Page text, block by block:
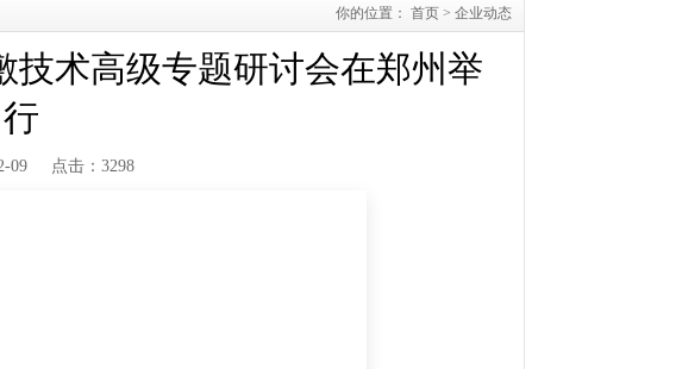
你的位置： 首页 > 企业动态
技术高级专题研讨会在郑州举
行
09 点击：3298